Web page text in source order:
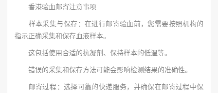
香港验血邮寄注意事项‌
样本采集与保存‌：在进行邮寄验血前，您需要按照机构的
指示正确采集和保存血液样本。
这包括使用合适的抗凝剂、保持样本的低温等。
错误的采集和保存方法可能会影响检测结果的准确性。
邮寄过程‌：选择可靠的快递服务，并确保在邮寄过程中保